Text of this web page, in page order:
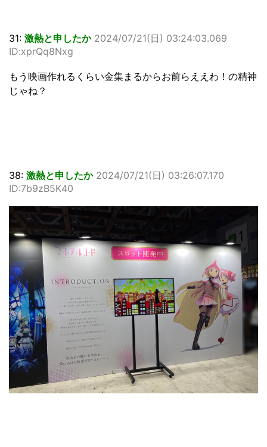
31: 激熱と申したか 2024/07/21(日) 03:24:03.069
ID:xprQq8Nxg
もう映画作れるくらい金集まるからお前らええわ！の精神
じゃね？
38: 激熱と申したか 2024/07/21(日) 03:26:07.170
ID:7b9zB5K40